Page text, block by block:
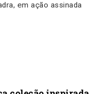
em ação assinada